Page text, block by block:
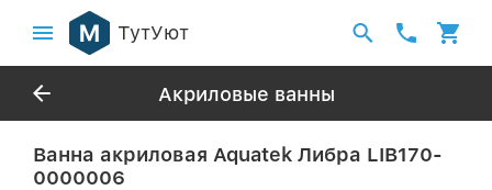
ТутУют
Акриловые ванны
Ванна акриловая Aquatek Либра LIB170-
0000006